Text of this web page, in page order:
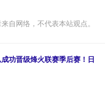
自网络，不代表本站观点。
功晋级烽火联赛季后赛！日